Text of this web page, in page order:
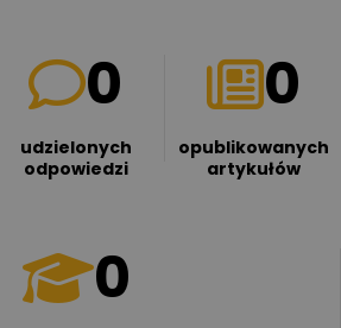
0
udzielonych
odpowiedzi
0
opublikowanych
artykułów
0